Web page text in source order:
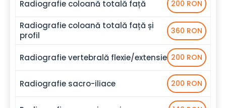
Radiografie coloană totală față 200 RON
Radiografie coloană totală față și
profil
360 RON
Radiografie vertebrală flexie/extensie 200 RON
Radiografie sacro-iliace 200 RON